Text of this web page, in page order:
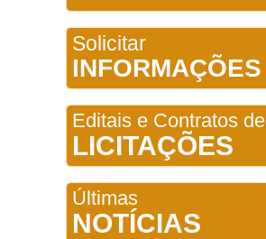
Solicitar
INFORMAÇÕES
Editais e Contratos de
LICITAÇÕES
Últimas
NOTÍCIAS